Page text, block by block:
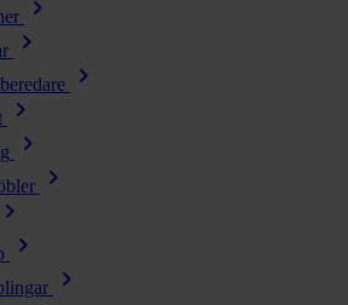
chevron_right
chevron_right
chevron_right
chevron_right
chevron_right
chevron_right
chevron_right
chevron_right
chevron_right